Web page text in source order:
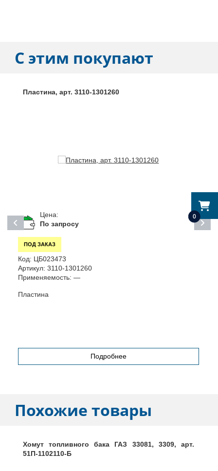
0
С этим покупают
Пластина, арт. 3110-1301260
Цена:
По запросу
ПОД ЗАКАЗ
Код: ЦБ023473
Артикул: 3110-1301260
Применяемость: —
Пластина
Подробнее
Похожие товары
Хомут топливного бака ГАЗ 33081, 3309, арт.
51П-1102110-Б